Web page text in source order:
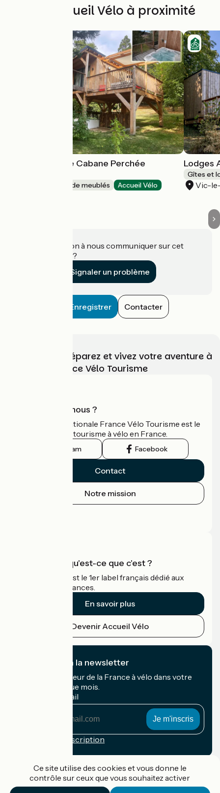
Autres Accueil Vélo à proximité
Lodges Arverne Cabane Perchée
Gîtes et locations de meublés Accueil Vélo
Lodges
Gîtes et
Vic-
Une information à nous communiquer sur cet
établissement ?
Signaler un problème
Enregistrer Contacter
Choisissez, préparez et vivez votre aventure à
vélo avec France Vélo Tourisme
Qui sommes-nous ?
L'association nationale France Vélo Tourisme est le
guide officiel du tourisme à vélo en France.
Instagram Facebook
Contact
Notre mission
Accueil Vélo qu'est-ce que c'est ?
Accueil Vélo c'est le 1er label français dédié aux
cyclistes en vacances.
En savoir plus
Devenir Accueil Vélo
Je m'abonne à la newsletter
Recevez le meilleur de la France à vélo dans votre
boîte mail chaque mois.
Mon adresse mail
Conditions d'inscription
Ce site utilise des cookies et vous donne le
contrôle sur ceux que vous souhaitez activer